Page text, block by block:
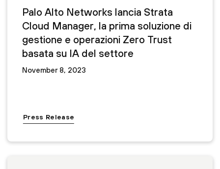
Palo Alto Networks lancia Strata
Cloud Manager, la prima soluzione di
gestione e operazioni Zero Trust
basata su IA del settore
November 8, 2023
Press Release